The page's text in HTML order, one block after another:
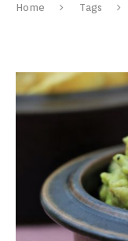
Home Tags